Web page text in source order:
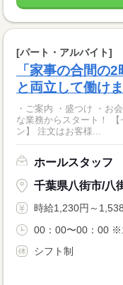
[パート・アルバイト]
「家事の合間の
と両立して働け
・ご案内 ・盛つけ ・お
な業務からスタート！ 【セルフオーダー導入なので接客がカンタ
ン】 注文はお客様...
ホールスタッフ
千葉県八街市/八
時給1,230円～
00：00〜00：00
シフト制